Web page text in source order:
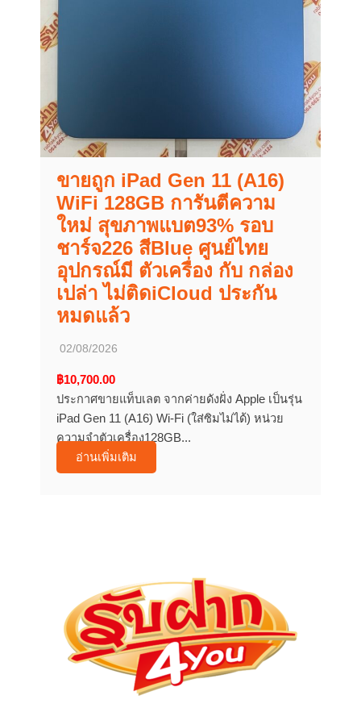
ขายถูก iPad Gen 11 (A16)
WiFi 128GB การันตีความ
ใหม่ สุขภาพแบต93% รอบ
ชาร์จ226 สีBlue ศูนย์ไทย
อุปกรณ์มี ตัวเครื่อง กับ กล่อง
เปล่า ไม่ติดiCloud ประกัน
หมดแล้ว
02/08/2026
฿10,700.00
ประกาศขายแท็บเลต จากค่ายดังฝั่ง Apple เป็นรุ่น
iPad Gen 11 (A16) Wi-Fi (ใส่ซิมไม่ได้) หน่วย
ความจำตัวเครื่อง128GB...
อ่านเพิ่มเติม